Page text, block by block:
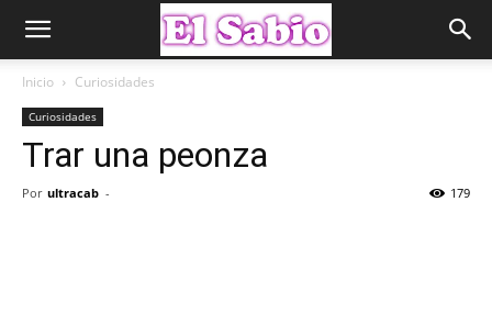
Inicio Curiosidades
Curiosidades
Trar una peonza
Por ultracab - 179